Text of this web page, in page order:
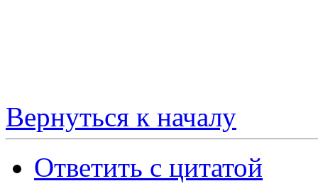
Вернуться к началу
Ответить с цитатой